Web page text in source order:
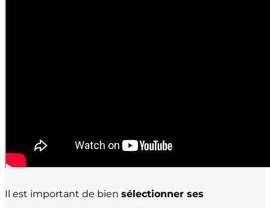
Il est important de bien sélectionner ses